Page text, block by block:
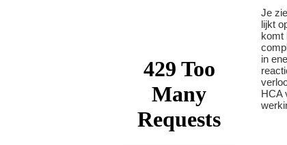
Je
lijkt
komt
in
HCA